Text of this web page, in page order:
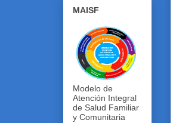
MAISF
Modelo de
Atención Integral
de Salud Familiar
y Comunitaria